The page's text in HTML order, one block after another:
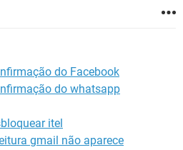
do Facebook
do whatsapp
itel
gmail não aparece